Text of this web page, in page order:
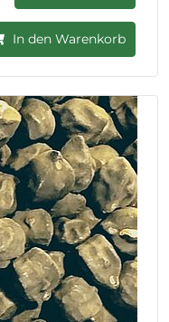
In den Warenkorb